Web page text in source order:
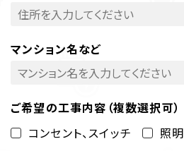
マンション名など
ご希望の工事内容（複数選択可）
コンセント、スイッチ
照明